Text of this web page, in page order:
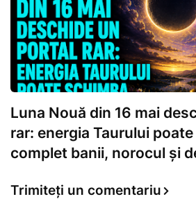
Luna Nouă din 16 mai
rar: energia Taurului
complet banii, norocul și
Trimiteți un comentariu